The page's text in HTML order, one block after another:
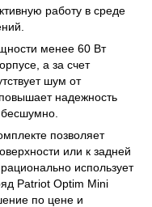
работу в среде
менее 60 Вт
а за счет
шум от
надежность
позволяет
или к задней
использует
Patriot Optim Mini
по цене и